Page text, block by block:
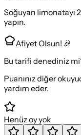
Soğuyan limonatayı
yapın.
Afiyet Olsun! 🎉
Bu tarifi denediniz
Puanınız diğer
yardım eder.
Henüz oy yok